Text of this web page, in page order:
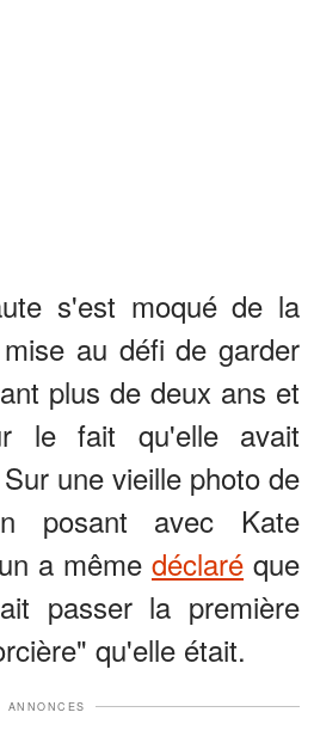
s'est moqué de la
au défi de garder
plus de deux ans et
le fait qu'elle avait
une vieille photo de
posant avec Kate
a même déclaré que
passer la première
qu'elle était.
ANNONCES